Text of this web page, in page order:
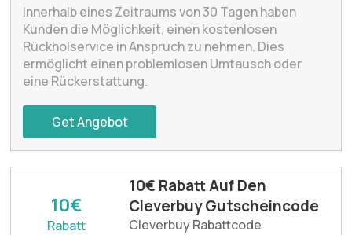
Innerhalb eines Zeitraums von 30 Tagen haben
Kunden die Möglichkeit, einen kostenlosen
Rückholservice in Anspruch zu nehmen. Dies
ermöglicht einen problemlosen Umtausch oder
eine Rückerstattung.
Get Angebot
10€
Rabatt
10€ Rabatt Auf Den
Cleverbuy Gutscheincode
Cleverbuy Rabattcode